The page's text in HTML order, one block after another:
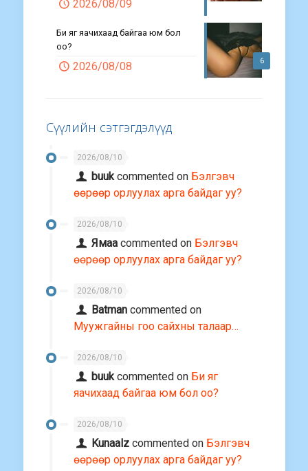
2026/08/09
6
Би яг яачихаад байгаа юм бол
оо?
2026/08/08
Сүүлийн сэтгэгдэлүүд
2026/08/10
buuk commented on Бэлгэвч
өөрөөр орлуулах арга байдаг уу?
2026/08/10
Ямаа commented on Бэлгэвч
өөрөөр орлуулах арга байдаг уу?
2026/08/10
Batman commented on
Муужгайны гоо сайхны талаар…
2026/08/10
buuk commented on Би яг
яачихаад байгаа юм бол оо?
2026/08/10
Kunaalz commented on Бэлгэвч
өөрөөр орлуулах арга байдаг уу?